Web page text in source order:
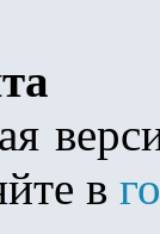
в